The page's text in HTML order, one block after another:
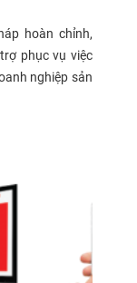
hoàn chỉnh,
phục vụ việc
nghiệp sản
dựa trên nền